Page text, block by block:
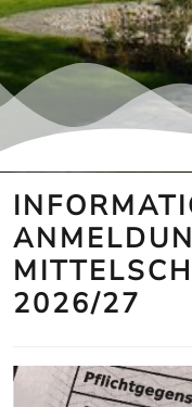
2026/27